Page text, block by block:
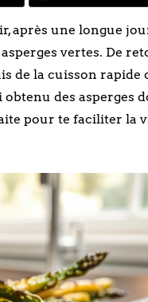
après une longue
vertes. De
de la cuisson
obtenu des asperges
pour te faciliter la